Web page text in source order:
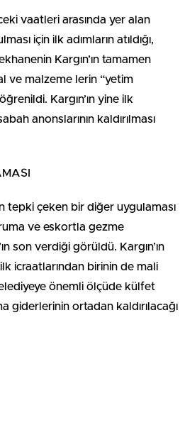
vaatleri arasında yer alan
için ilk adımların atıldığı,
Kargın’ın tamamen
ve malzeme lerin “yetim
Kargın’ın yine ilk
anonslarının kaldırılması
tepki çeken bir diğer uygulaması
ve eskortla gezme
son verdiği görüldü. Kargın’ın
icraatlarından birinin de mali
önemli ölçüde külfet
giderlerinin ortadan kaldırılacağı